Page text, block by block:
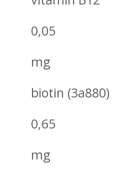
0,05
mg
biotin (3a880)
0,65
mg